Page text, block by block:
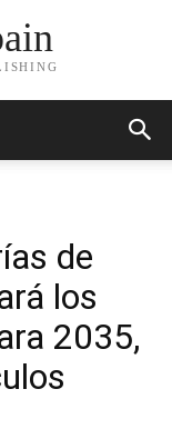
de
los
2035,